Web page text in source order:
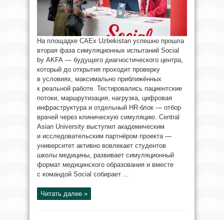
На площадке CAEx Uzbekistan успешно прошла
вторая фаза симуляционных испытаний Social
by AKFA — будущего диагностического центра,
который до открытия проходит проверку
в условиях, максимально приближённых
к реальной работе. Тестировались пациентские
потоки, маршрутизация, нагрузка, цифровая
инфраструктура и отдельный HR-блок — отбор
врачей через клиническую симуляцию. Central
Asian University выступил академическим
и исследовательским партнёром проекта —
университет активно вовлекает студентов
школы медицины, развивает симуляционный
формат медицинского образования и вместе
с командой Social собирает ...
Читать далее »